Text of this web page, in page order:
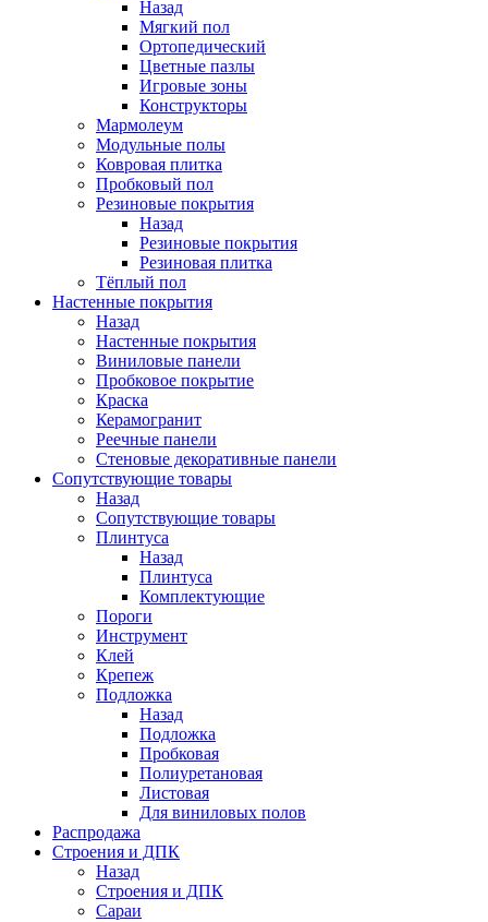
Назад
Мягкий пол
Ортопедический
Цветные пазлы
Игровые зоны
Конструкторы
Мармолеум
Модульные полы
Ковровая плитка
Пробковый пол
Резиновые покрытия
Назад
Резиновые покрытия
Резиновая плитка
Тёплый пол
Настенные покрытия
Назад
Настенные покрытия
Виниловые панели
Пробковое покрытие
Краска
Керамогранит
Реечные панели
Стеновые декоративные панели
Сопутствующие товары
Назад
Сопутствующие товары
Плинтуса
Назад
Плинтуса
Комплектующие
Пороги
Инструмент
Клей
Крепеж
Подложка
Назад
Подложка
Пробковая
Полиуретановая
Листовая
Для виниловых полов
Распродажа
Строения и ДПК
Назад
Строения и ДПК
Сараи